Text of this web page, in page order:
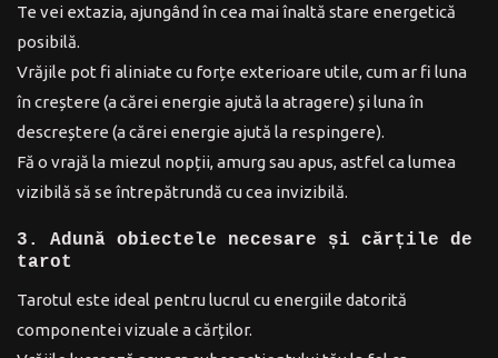
Te vei extazia, ajungând în cea mai înaltă stare energetică
posibilă.
Vrăjile pot fi aliniate cu forțe exterioare utile, cum ar fi luna
în creștere (a cărei energie ajută la atragere) și luna în
descreștere (a cărei energie ajută la respingere).
Fă o vrajă la miezul nopții, amurg sau apus, astfel ca lumea
vizibilă să se întrepătrundă cu cea invizibilă.
3. Adună obiectele necesare și cărțile de
tarot
Tarotul este ideal pentru lucrul cu energiile datorită
componentei vizuale a cărților.